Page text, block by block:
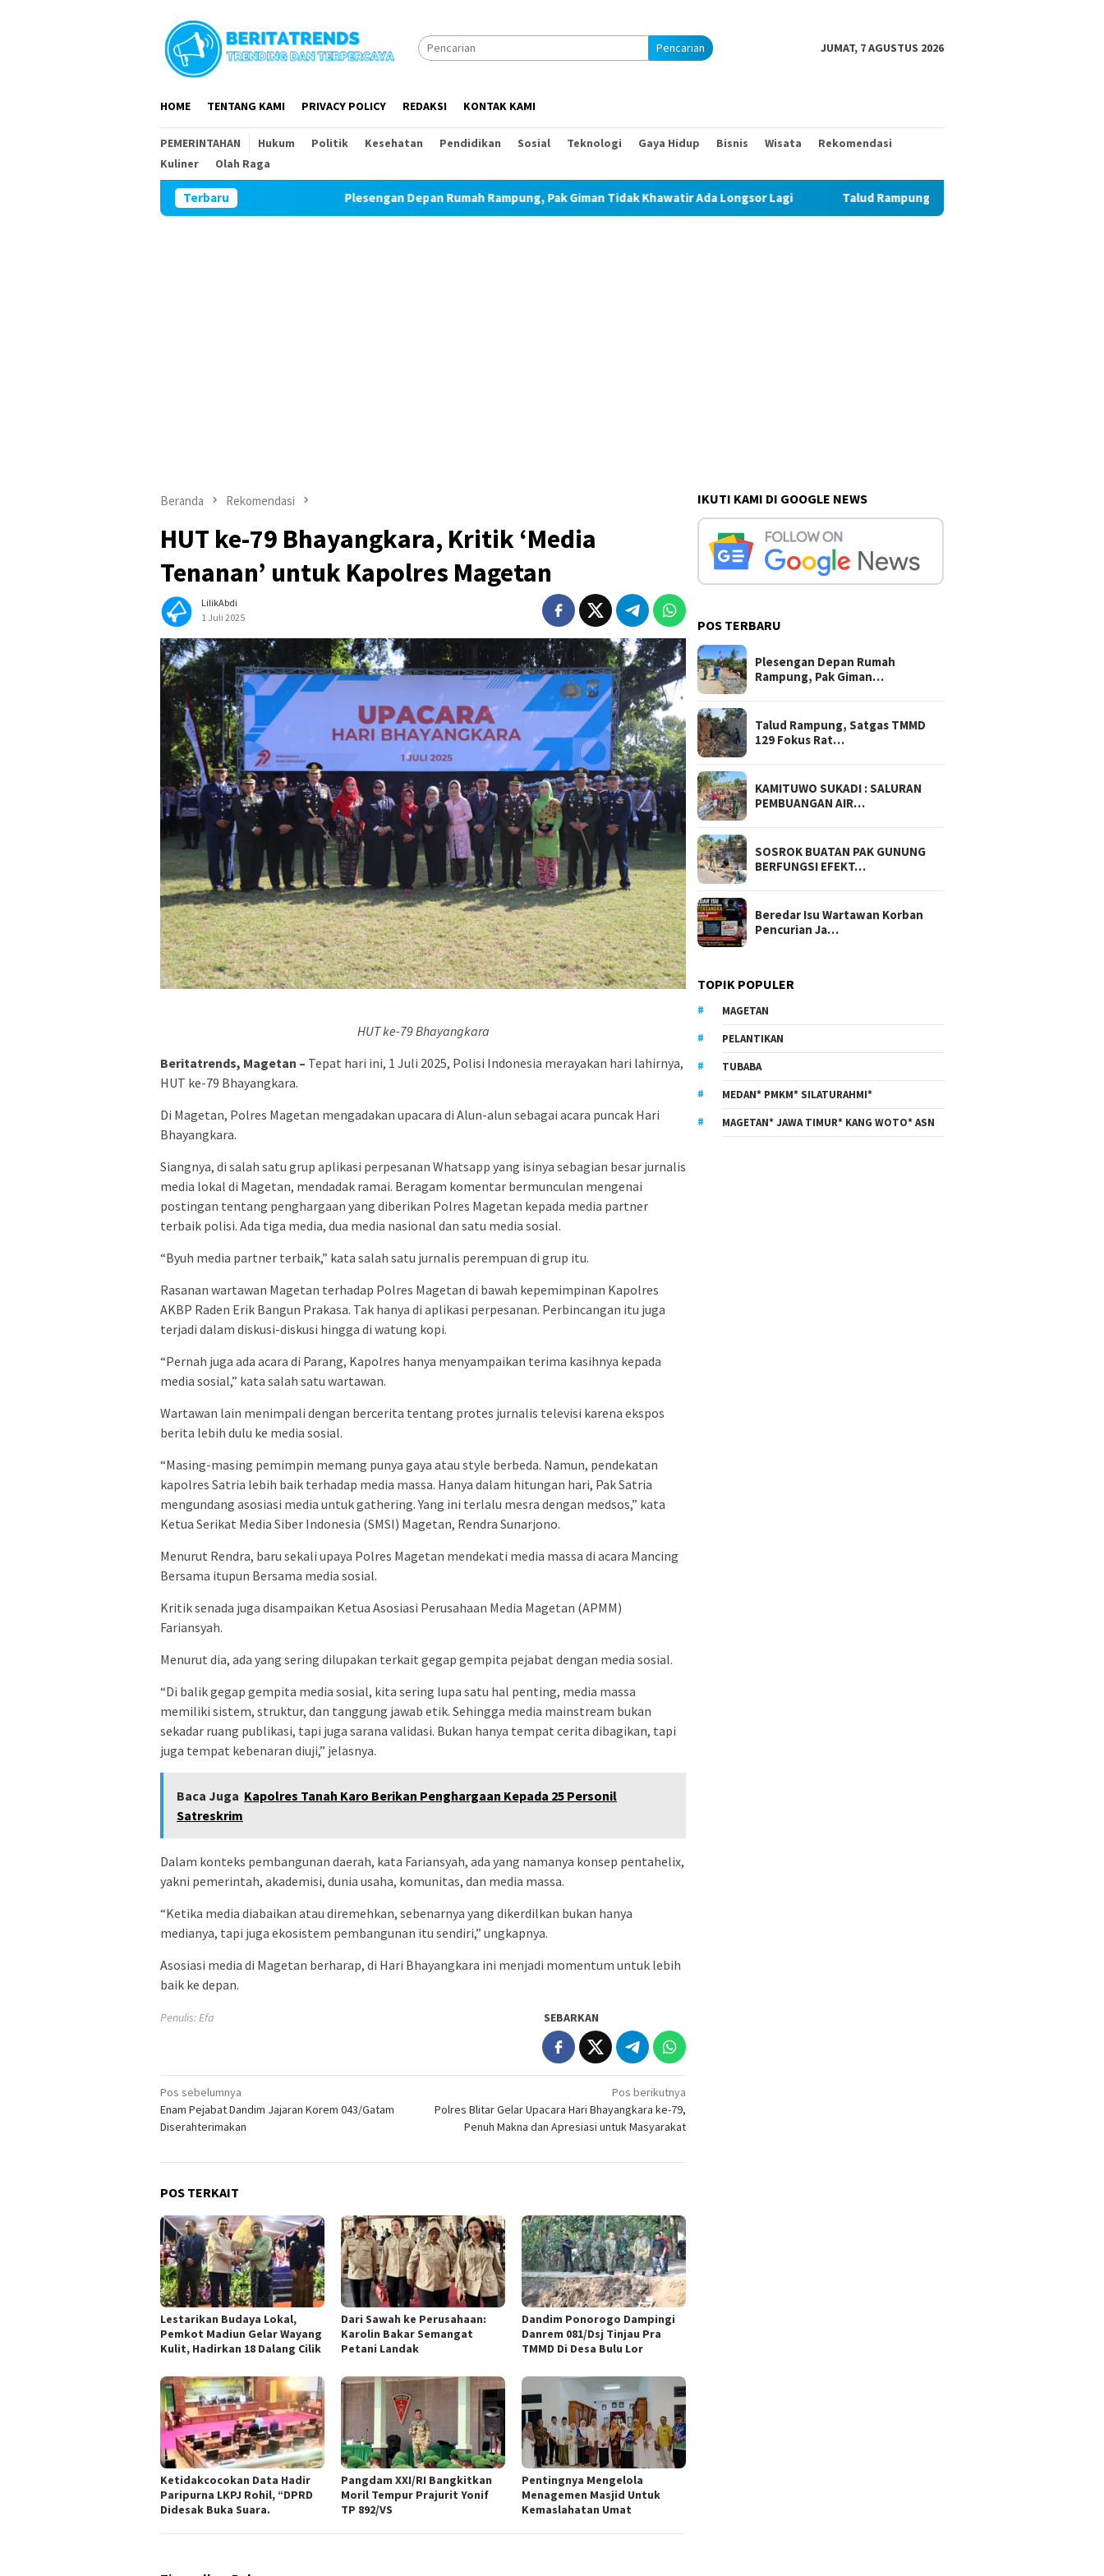
Pencarian JUMAT, 7 AGUSTUS 2026
HOME TENTANG KAMI PRIVACY POLICY REDAKSI KONTAK KAMI
PEMERINTAHAN Hukum Politik Kesehatan Pendidikan Sosial Teknologi Gaya Hidup Bisnis Wisata
Rekomendasi
Kuliner
Olah Raga
Terbaru Plesengan Depan Rumah Rampung, Pak Giman Tidak Khawatir Ada Longsor Lagi Talud Rampung, Satgas TMMD 129 Fokus Ratakan Tanah
Beranda Rekomendasi
HUT ke-79 Bhayangkara, Kritik ‘Media
Tenanan’ untuk Kapolres Magetan
LilikAbdi
1 Juli 2025
HUT ke-79 Bhayangkara
Beritatrends, Magetan – Tepat hari ini, 1 Juli 2025, Polisi Indonesia merayakan hari lahirnya,
HUT ke-79 Bhayangkara.
Di Magetan, Polres Magetan mengadakan upacara di Alun-alun sebagai acara puncak Hari
Bhayangkara.
Siangnya, di salah satu grup aplikasi perpesanan Whatsapp yang isinya sebagian besar jurnalis
media lokal di Magetan, mendadak ramai. Beragam komentar bermunculan mengenai
postingan tentang penghargaan yang diberikan Polres Magetan kepada media partner
terbaik polisi. Ada tiga media, dua media nasional dan satu media sosial.
“Byuh media partner terbaik,” kata salah satu jurnalis perempuan di grup itu.
Rasanan wartawan Magetan terhadap Polres Magetan di bawah kepemimpinan Kapolres
AKBP Raden Erik Bangun Prakasa. Tak hanya di aplikasi perpesanan. Perbincangan itu juga
terjadi dalam diskusi-diskusi hingga di watung kopi.
“Pernah juga ada acara di Parang, Kapolres hanya menyampaikan terima kasihnya kepada
media sosial,” kata salah satu wartawan.
Wartawan lain menimpali dengan bercerita tentang protes jurnalis televisi karena ekspos
berita lebih dulu ke media sosial.
“Masing-masing pemimpin memang punya gaya atau style berbeda. Namun, pendekatan
kapolres Satria lebih baik terhadap media massa. Hanya dalam hitungan hari, Pak Satria
mengundang asosiasi media untuk gathering. Yang ini terlalu mesra dengan medsos,” kata
Ketua Serikat Media Siber Indonesia (SMSI) Magetan, Rendra Sunarjono.
Menurut Rendra, baru sekali upaya Polres Magetan mendekati media massa di acara Mancing
Bersama itupun Bersama media sosial.
Kritik senada juga disampaikan Ketua Asosiasi Perusahaan Media Magetan (APMM)
Fariansyah.
Menurut dia, ada yang sering dilupakan terkait gegap gempita pejabat dengan media sosial.
“Di balik gegap gempita media sosial, kita sering lupa satu hal penting, media massa
memiliki sistem, struktur, dan tanggung jawab etik. Sehingga media mainstream bukan
sekadar ruang publikasi, tapi juga sarana validasi. Bukan hanya tempat cerita dibagikan, tapi
juga tempat kebenaran diuji,” jelasnya.
Baca Juga Kapolres Tanah Karo Berikan Penghargaan Kepada 25 Personil
Satreskrim
Dalam konteks pembangunan daerah, kata Fariansyah, ada yang namanya konsep pentahelix,
yakni pemerintah, akademisi, dunia usaha, komunitas, dan media massa.
“Ketika media diabaikan atau diremehkan, sebenarnya yang dikerdilkan bukan hanya
medianya, tapi juga ekosistem pembangunan itu sendiri,” ungkapnya.
Asosiasi media di Magetan berharap, di Hari Bhayangkara ini menjadi momentum untuk lebih
baik ke depan.
Penulis: Efa SEBARKAN
Navigasi
pos
Pos sebelumnya
Enam Pejabat Dandim Jajaran Korem 043/Gatam
Diserahterimakan
Pos berikutnya
Polres Blitar Gelar Upacara Hari Bhayangkara ke-79,
Penuh Makna dan Apresiasi untuk Masyarakat
POS TERKAIT
Lestarikan Budaya Lokal,
Pemkot Madiun Gelar Wayang
Kulit, Hadirkan 18 Dalang Cilik
Dari Sawah ke Perusahaan:
Karolin Bakar Semangat
Petani Landak
Dandim Ponorogo Dampingi
Danrem 081/Dsj Tinjau Pra
TMMD Di Desa Bulu Lor
Ketidakcocokan Data Hadir
Paripurna LKPJ Rohil, “DPRD
Didesak Buka Suara.
Pangdam XXI/RI Bangkitkan
Moril Tempur Prajurit Yonif
TP 892/VS
Pentingnya Mengelola
Menagemen Masjid Untuk
Kemaslahatan Umat
IKUTI KAMI DI GOOGLE NEWS
POS TERBARU
Plesengan Depan Rumah
Rampung, Pak Giman…
Talud Rampung, Satgas TMMD
129 Fokus Rat…
KAMITUWO SUKADI : SALURAN
PEMBUANGAN AIR…
SOSROK BUATAN PAK GUNUNG
BERFUNGSI EFEKT…
Beredar Isu Wartawan Korban
Pencurian Ja…
TOPIK POPULER
MAGETAN
PELANTIKAN
TUBABA
MEDAN* PMKM* SILATURAHMI*
MAGETAN* JAWA TIMUR* KANG WOTO* ASN